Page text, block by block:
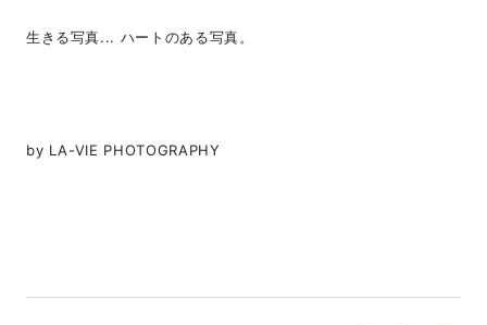
生きる写真... ハートのある写真。
by LA-VIE PHOTOGRAPHY